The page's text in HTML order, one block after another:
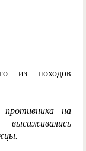
из походов
на